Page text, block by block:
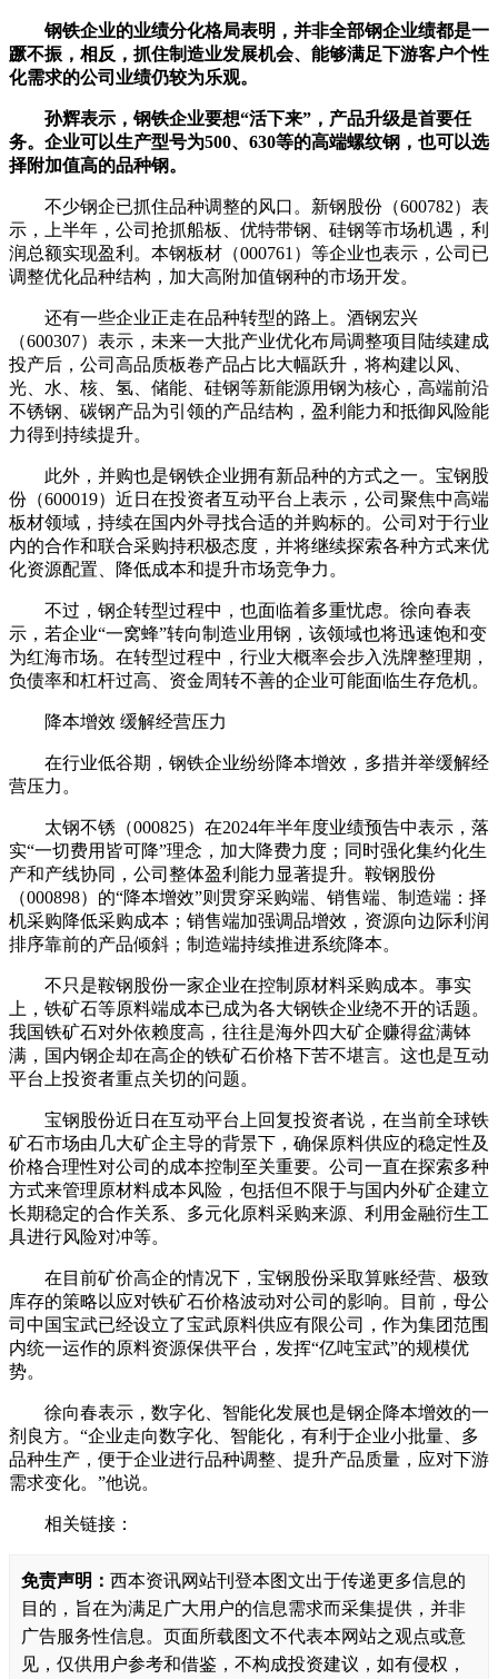
钢铁企业的业绩分化格局表明，并非全部钢企业绩都是一
蹶不振，相反，抓住制造业发展机会、能够满足下游客户个性
化需求的公司业绩仍较为乐观。
孙辉表示，钢铁企业要想“活下来”，产品升级是首要任
务。企业可以生产型号为500、630等的高端螺纹钢，也可以选
择附加值高的品种钢。
不少钢企已抓住品种调整的风口。新钢股份（600782）表
示，上半年，公司抢抓船板、优特带钢、硅钢等市场机遇，利
润总额实现盈利。本钢板材（000761）等企业也表示，公司已
调整优化品种结构，加大高附加值钢种的市场开发。
还有一些企业正走在品种转型的路上。酒钢宏兴
（600307）表示，未来一大批产业优化布局调整项目陆续建成
投产后，公司高品质板卷产品占比大幅跃升，将构建以风、
光、水、核、氢、储能、硅钢等新能源用钢为核心，高端前沿
不锈钢、碳钢产品为引领的产品结构，盈利能力和抵御风险能
力得到持续提升。
此外，并购也是钢铁企业拥有新品种的方式之一。宝钢股
份（600019）近日在投资者互动平台上表示，公司聚焦中高端
板材领域，持续在国内外寻找合适的并购标的。公司对于行业
内的合作和联合采购持积极态度，并将继续探索各种方式来优
化资源配置、降低成本和提升市场竞争力。
不过，钢企转型过程中，也面临着多重忧虑。徐向春表
示，若企业“一窝蜂”转向制造业用钢，该领域也将迅速饱和变
为红海市场。在转型过程中，行业大概率会步入洗牌整理期，
负债率和杠杆过高、资金周转不善的企业可能面临生存危机。
降本增效 缓解经营压力
在行业低谷期，钢铁企业纷纷降本增效，多措并举缓解经
营压力。
太钢不锈（000825）在2024年半年度业绩预告中表示，落
实“一切费用皆可降”理念，加大降费力度；同时强化集约化生
产和产线协同，公司整体盈利能力显著提升。鞍钢股份
（000898）的“降本增效”则贯穿采购端、销售端、制造端：择
机采购降低采购成本；销售端加强调品增效，资源向边际利润
排序靠前的产品倾斜；制造端持续推进系统降本。
不只是鞍钢股份一家企业在控制原材料采购成本。事实
上，铁矿石等原料端成本已成为各大钢铁企业绕不开的话题。
我国铁矿石对外依赖度高，往往是海外四大矿企赚得盆满钵
满，国内钢企却在高企的铁矿石价格下苦不堪言。这也是互动
平台上投资者重点关切的问题。
宝钢股份近日在互动平台上回复投资者说，在当前全球铁
矿石市场由几大矿企主导的背景下，确保原料供应的稳定性及
价格合理性对公司的成本控制至关重要。公司一直在探索多种
方式来管理原材料成本风险，包括但不限于与国内外矿企建立
长期稳定的合作关系、多元化原料采购来源、利用金融衍生工
具进行风险对冲等。
在目前矿价高企的情况下，宝钢股份采取算账经营、极致
库存的策略以应对铁矿石价格波动对公司的影响。目前，母公
司中国宝武已经设立了宝武原料供应有限公司，作为集团范围
内统一运作的原料资源保供平台，发挥“亿吨宝武”的规模优
势。
徐向春表示，数字化、智能化发展也是钢企降本增效的一
剂良方。“企业走向数字化、智能化，有利于企业小批量、多
品种生产，便于企业进行品种调整、提升产品质量，应对下游
需求变化。”他说。
相关链接：
免责声明： 西本资讯网站刊登本图文出于传递更多信息的
目的，旨在为满足广大用户的信息需求而采集提供，并非
广告服务性信息。页面所载图文不代表本网站之观点或意
见，仅供用户参考和借鉴，不构成投资建议，如有侵权，